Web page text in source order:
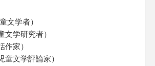
文学者）
文学研究者）
作家）
童文学評論家）